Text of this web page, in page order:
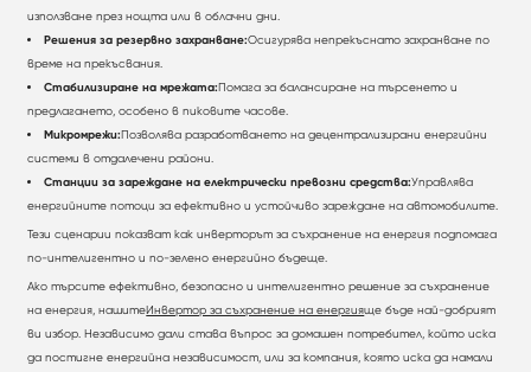
използване през нощта или в облачни дни.
Решения за резервно захранване:Осигурява непрекъснато захранване по
време на прекъсвания.
Стабилизиране на мрежата:Помага за балансиране на търсенето и
предлагането, особено в пиковите часове.
Микромрежи:Позволява разработването на децентрализирани енергийни
системи в отдалечени райони.
Станции за зареждане на електрически превозни средства:Управлява
енергийните потоци за ефективно и устойчиво зареждане на автомобилите.
Тези сценарии показват как инверторът за съхранение на енергия подпомага
по-интелигентно и по-зелено енергийно бъдеще.
Ако търсите ефективно, безопасно и интелигентно решение за съхранение
на енергия, нашитеИнвертор за съхранение на енергияще бъде най-добрият
ви избор. Независимо дали става въпрос за домашен потребител, който иска
да постигне енергийна независимост, или за компания, която иска да намали